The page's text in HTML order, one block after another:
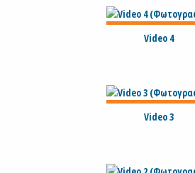
Video 4
Video 3